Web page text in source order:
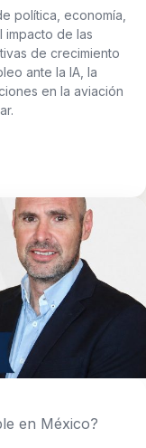
política, economía,
de las
de crecimiento
ante la IA, la
en la aviación
en México?